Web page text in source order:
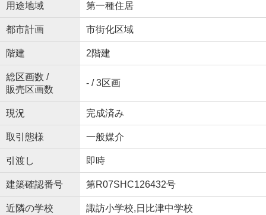
用途地域 第一種住居
都市計画 市街化区域
階建 2階建
総区画数 /
販売区画数
- / 3区画
現況 完成済み
取引態様 一般媒介
引渡し 即時
建築確認番号 第R07SHC126432号
近隣の学校 諏訪小学校,日比津中学校